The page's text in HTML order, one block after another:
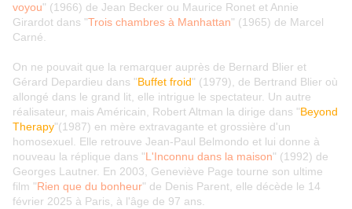
voyou" (1966) de Jean Becker ou Maurice Ronet et Annie
Girardot dans "Trois chambres à Manhattan" (1965) de Marcel
Carné.
On ne pouvait que la remarquer auprès de Bernard Blier et
Gérard Depardieu dans "Buffet froid" (1979), de Bertrand Blier où
allongé dans le grand lit, elle intrigue le spectateur. Un autre
réalisateur, mais Américain, Robert Altman la dirige dans "Beyond
Therapy"(1987) en mère extravagante et grossière d'un
homosexuel. Elle retrouve Jean-Paul Belmondo et lui donne à
nouveau la réplique dans "L'Inconnu dans la maison" (1992) de
Georges Lautner. En 2003, Geneviève Page tourne son ultime
film "Rien que du bonheur" de Denis Parent, elle décède le 14
février 2025 à Paris, à l'âge de 97 ans.